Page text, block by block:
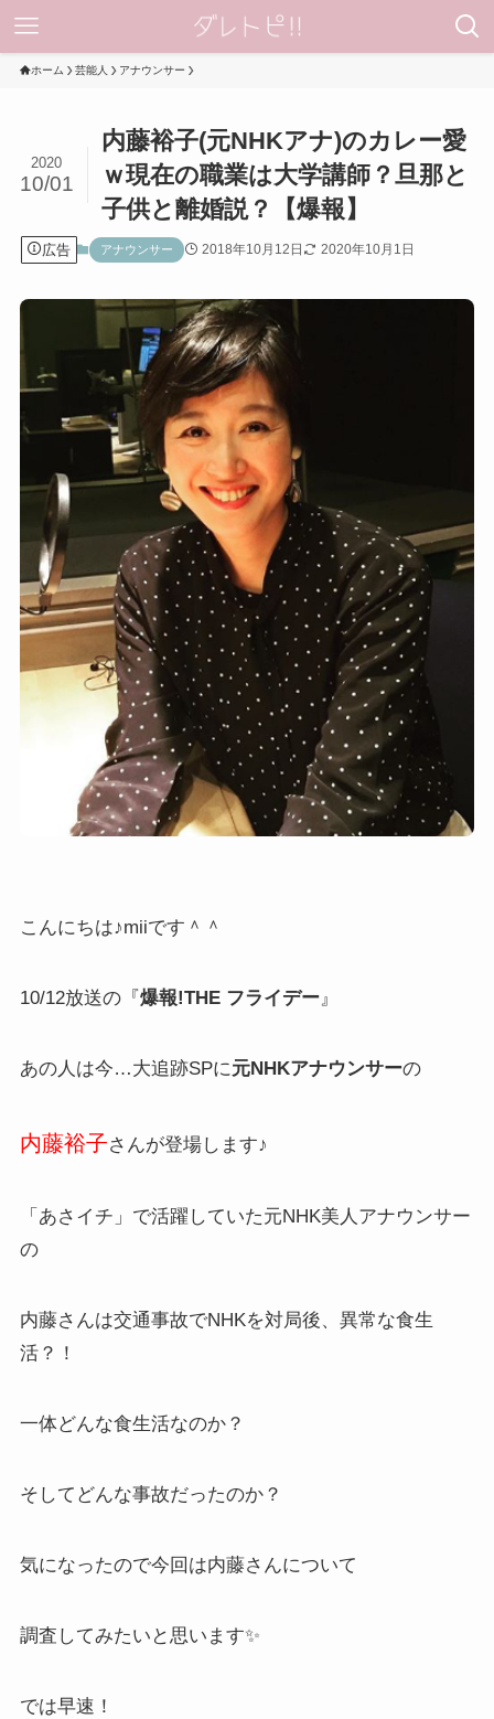
ホーム 芸能人 アナウンサー
内藤裕子(元NHKアナ)のカレー愛
ｗ現在の職業は大学講師？旦那と
子供と離婚説？【爆報】
2020
10/01
広告 アナウンサー 2018年10月12日 2020年10月1日
こんにちは♪miiです＾＾
10/12放送の『爆報!THE フライデー』
あの人は今…大追跡SPに元NHKアナウンサーの
内藤裕子さんが登場します♪
「あさイチ」で活躍していた元NHK美人アナウンサー
の
内藤さんは交通事故でNHKを対局後、異常な食生
活？！
一体どんな食生活なのか？
そしてどんな事故だったのか？
気になったので今回は内藤さんについて
調査してみたいと思います✨
では早速！